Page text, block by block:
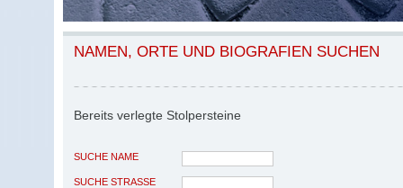
NAMEN, ORTE UND BIOGRAFIEN SUCHEN
Bereits verlegte Stolpersteine
SUCHE NAME
SUCHE STRASSE